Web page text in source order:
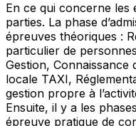
En ce qui concerne les
parties. La phase
épreuves théoriques :
particulier de
Gestion, Connaissance
locale TAXI,
gestion propre à
Ensuite, il y a les
épreuve pratique de